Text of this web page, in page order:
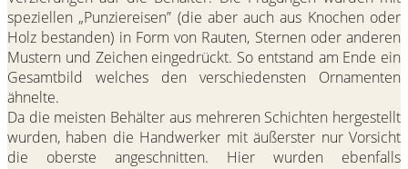
speziellen „Punziereisen” (die aber auch aus Knochen oder
Holz bestanden) in Form von Rauten, Sternen oder anderen
Mustern und Zeichen eingedrückt. So entstand am Ende ein
Gesamtbild welches den verschiedensten Ornamenten
ähnelte.
Da die meisten Behälter aus mehreren Schichten hergestellt
wurden, haben die Handwerker mit äußerster nur Vorsicht
die oberste angeschnitten. Hier wurden ebenfalls